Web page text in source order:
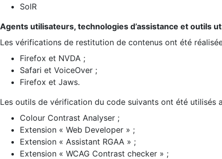
SolR
Agents utilisateurs, technologies d’assistance et outils
Les vérifications de restitution de contenus ont été
Firefox et NVDA ;
Safari et VoiceOver ;
Firefox et Jaws.
Les outils de vérification du code suivants ont été utilisés
Colour Contrast Analyser ;
Extension « Web Developer » ;
Extension « Assistant RGAA » ;
Extension « WCAG Contrast checker » ;